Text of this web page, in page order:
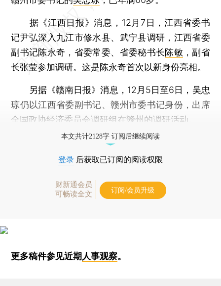
据《江西日报》消息，12月7日，江西省委书
记尹弘深入九江市修水县、武宁县调研，江西省委
副书记陈永奇，省委常委、省委秘书长陈敏 ，副省
长张莹参加调研。这是陈永奇首次以新身份亮相。
另据《赣南日报》消息，12月5日至6日，吴忠
琼仍以江西省委副书记、赣州市委书记身份，出席
全国政协经济委员会调研组在赣州的调研活动。
本文共计2128字 订阅后继续阅读
登录 后获取已订阅的阅读权限
财新通会员
可畅读全文
订阅/会员升级
更多稿件参见近期人事观察。